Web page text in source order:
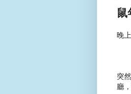
鼠
晚
突
廳